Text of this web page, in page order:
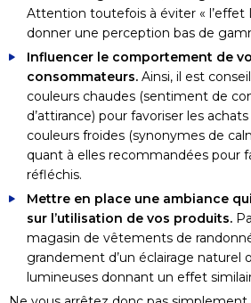
Attention toutefois à éviter « l’effet
donner une perception bas de
Influencer le comportement de
consommateurs. Ainsi, il est
couleurs chaudes (sentiment de
d’attirance) pour favoriser les
couleurs froides (synonymes de
quant à elles recommandées pour
réfléchis.
Mettre en place une ambiance
sur l’utilisation de vos produits.
magasin de vêtements de
grandement d’un éclairage naturel
lumineuses donnant un effet